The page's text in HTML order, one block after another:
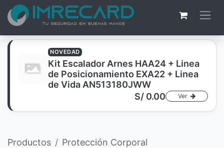
NOVEDAD
Kit Escalador Arnes HAA24 + Linea
de Posicionamiento EXA22 + Linea
de Vida AN513180JWW
S/ 0.00 Ver
Productos
Protección Corporal